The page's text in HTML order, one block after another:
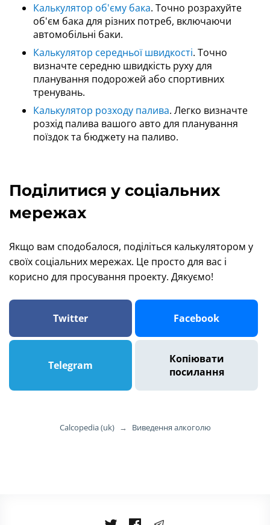
Калькулятор об'єму бака. Точно розрахуйте
об'єм бака для різних потреб, включаючи
автомобільні баки.
Калькулятор середньої швидкості. Точно
визначте середню швидкість руху для
планування подорожей або спортивних
тренувань.
Калькулятор розходу палива. Легко визначте
розхід палива вашого авто для планування
поїздок та бюджету на паливо.
Поділитися у соціальних
мережах
Якщо вам сподобалося, поділіться калькулятором у
своїх соціальних мережах. Це просто для вас і
корисно для просування проекту. Дякуємо!
Twitter Facebook
Telegram
Копіювати
посилання
Calcopedia (uk) → Виведення алкоголю